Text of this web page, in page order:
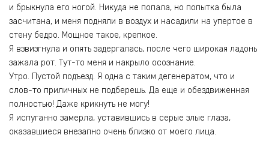
и брыкнула его ногой. Никуда не попала, но попытка была
засчитана, и меня подняли в воздух и насадили на упертое в
стену бедро. Мощное такое, крепкое.
Я взвизгнула и опять задергалась, после чего широкая ладонь
зажала рот. Тут-то меня и накрыло осознание.
Утро. Пустой подъезд. Я одна с таким дегенератом, что и
слов-то приличных не подберешь. Да еще и обездвиженная
полностью! Даже крикнуть не могу!
Я испуганно замерла, уставившись в серые злые глаза,
оказавшиеся внезапно очень близко от моего лица.